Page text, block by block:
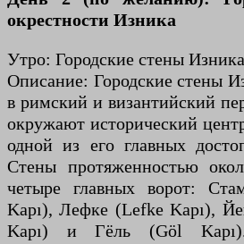
окрестности Изника
Утро: Городские стены Изника
Описание: Городские стены
в римский и византийский
окружают исторический
одной из его главных
Стены протяженностью
четыре главных ворот:
Kapı), Лефке (Lefke Kapı),
Kapı) и Гёль (Göl